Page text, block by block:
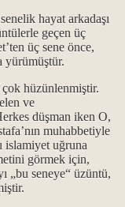
hayat arkadaşı
geçen üç
üç sene önce,
yürümüştür.
çok hüzünlenmiştir.
ve
düşman iken O,
muhabbetiyle
islamiyet uğruna
görmek için,
„bu seneye“ üzüntü,